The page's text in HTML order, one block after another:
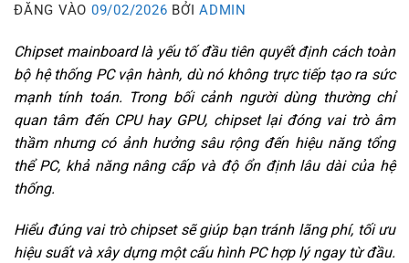
ĐĂNG VÀO 09/02/2026 BỞI ADMIN
Chipset mainboard là yếu tố đầu tiên quyết định cách toàn
bộ hệ thống PC vận hành, dù nó không trực tiếp tạo ra sức
mạnh tính toán. Trong bối cảnh người dùng thường chỉ
quan tâm đến CPU hay GPU, chipset lại đóng vai trò âm
thầm nhưng có ảnh hưởng sâu rộng đến hiệu năng tổng
thể PC, khả năng nâng cấp và độ ổn định lâu dài của hệ
thống.
Hiểu đúng vai trò chipset sẽ giúp bạn tránh lãng phí, tối ưu
hiệu suất và xây dựng một cấu hình PC hợp lý ngay từ đầu.